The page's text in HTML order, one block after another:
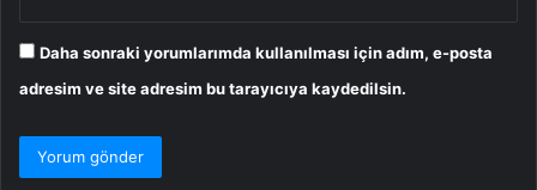
Daha sonraki yorumlarımda kullanılması için adım, e-posta
adresim ve site adresim bu tarayıcıya kaydedilsin.